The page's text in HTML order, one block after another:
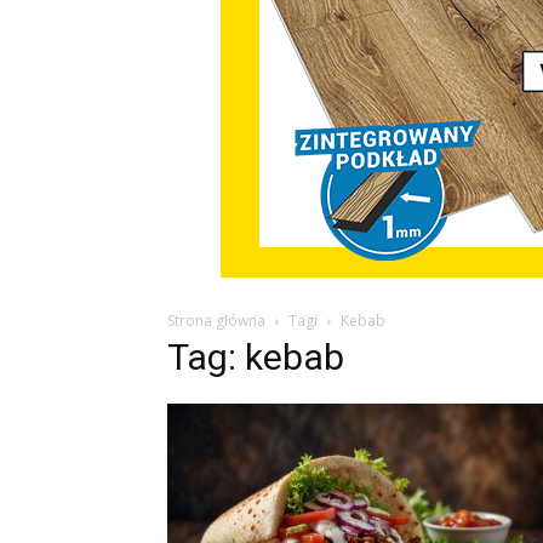
Strona główna Tagi Kebab
Tag: kebab